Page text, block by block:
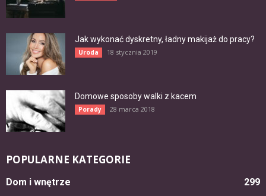
Jak wykonać dyskretny, ładny makijaż do pracy?
Uroda 18 stycznia 2019
Domowe sposoby walki z kacem
Porady 28 marca 2018
POPULARNE KATEGORIE
Dom i wnętrze
299